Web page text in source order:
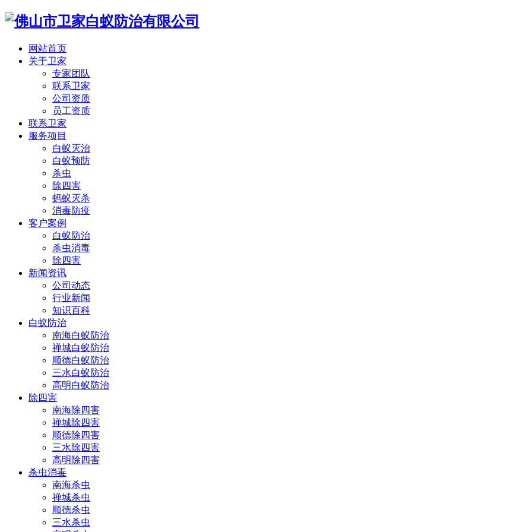
网站首页
关于卫家
专家团队
联系卫家
公司资质
员工资质
联系卫家
服务项目
白蚁灭治
白蚁预防
杀虫
除四害
蚂蚁灭杀
消毒防疫
客户案例
白蚁防治
杀虫消毒
除四害
新闻资讯
公司动态
行业新闻
知识百科
白蚁防治
南海白蚁防治
禅城白蚁防治
顺德白蚁防治
三水白蚁防治
高明白蚁防治
除四害
南海除四害
禅城除四害
顺德除四害
三水除四害
高明除四害
杀虫消毒
南海杀虫
禅城杀虫
顺德杀虫
三水杀虫